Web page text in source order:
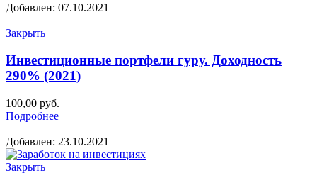
Добавлен: 07.10.2021
Закрыть
Инвестиционные портфели гуру. Доходность
290% (2021)
100,00 руб.
Подробнее
Добавлен: 23.10.2021
Закрыть